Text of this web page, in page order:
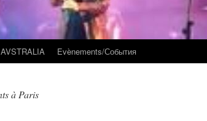
Evènements/События
à Paris